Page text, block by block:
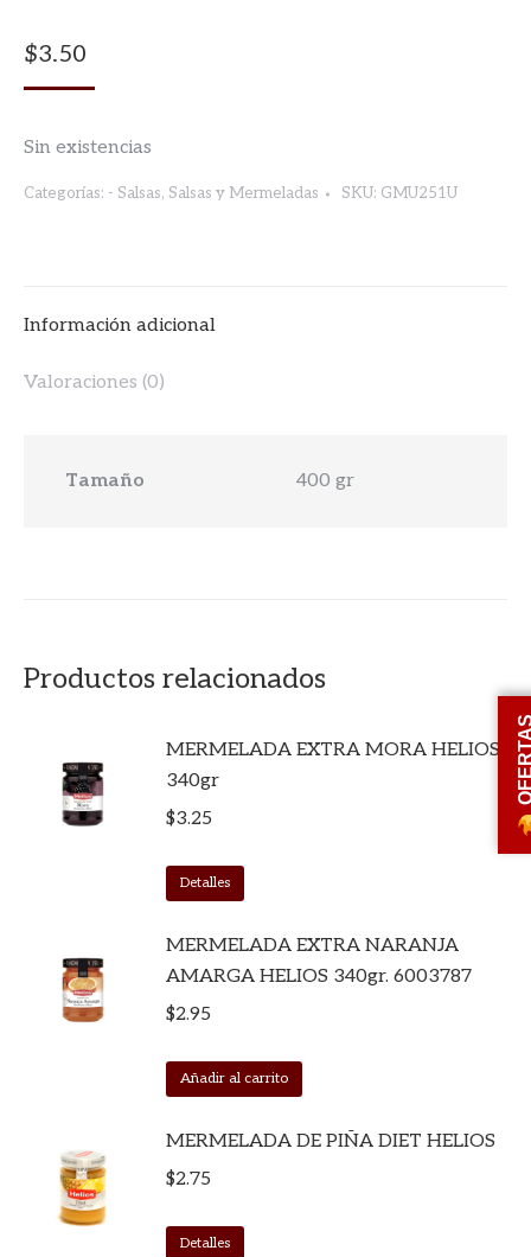
$3.50
Sin existencias
Categorías: - Salsas, Salsas y Mermeladas SKU: GMU251U
Información adicional
Valoraciones (0)
Tamaño 400 gr
Productos relacionados
MERMELADA EXTRA MORA HELIOS
340gr
$3.25
Detalles
MERMELADA EXTRA NARANJA
AMARGA HELIOS 340gr. 6003787
$2.95
Añadir al carrito
MERMELADA DE PIÑA DIET HELIOS
$2.75
Detalles